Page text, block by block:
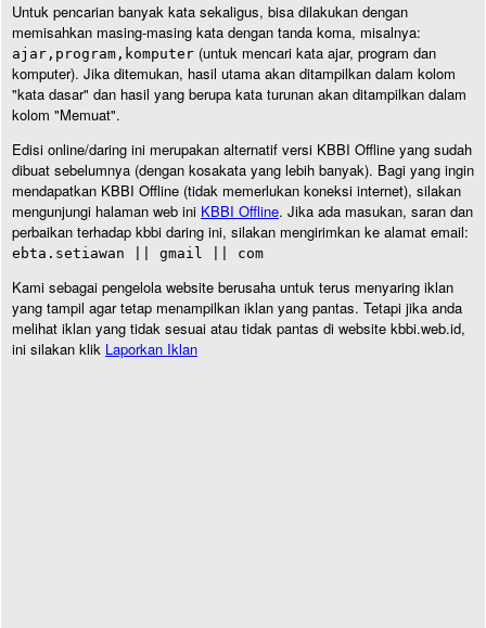
Untuk pencarian banyak kata sekaligus, bisa dilakukan dengan
memisahkan masing-masing kata dengan tanda koma, misalnya:
ajar,program,komputer (untuk mencari kata ajar, program dan
komputer). Jika ditemukan, hasil utama akan ditampilkan dalam kolom
"kata dasar" dan hasil yang berupa kata turunan akan ditampilkan dalam
kolom "Memuat".
Edisi online/daring ini merupakan alternatif versi KBBI Offline yang sudah
dibuat sebelumnya (dengan kosakata yang lebih banyak). Bagi yang ingin
mendapatkan KBBI Offline (tidak memerlukan koneksi internet), silakan
mengunjungi halaman web ini KBBI Offline. Jika ada masukan, saran dan
perbaikan terhadap kbbi daring ini, silakan mengirimkan ke alamat email:
ebta.setiawan || gmail || com
Kami sebagai pengelola website berusaha untuk terus menyaring iklan
yang tampil agar tetap menampilkan iklan yang pantas. Tetapi jika anda
melihat iklan yang tidak sesuai atau tidak pantas di website kbbi.web.id,
ini silakan klik Laporkan Iklan